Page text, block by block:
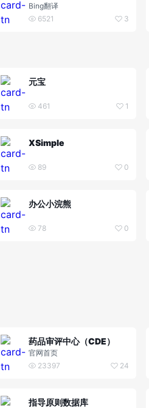
Bing翻译
6521
3
元宝
461 1
XSimple
89 0
办公小浣熊
78 0
药品审评中心（CDE）
官网首页
23397
24
指导原则数据库